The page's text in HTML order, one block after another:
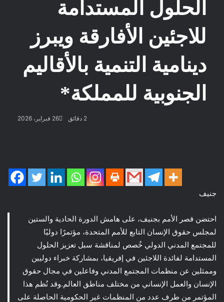
الحلول المستدامة
للاجئين الأفارقة ويبرز
دينامية التنمية بالأقاليم
الجنوبية للمملكة*
26 فبراير، 2026
جنيف
احتضن قصر الأمم بجنيف، على هامش الدورة الحادية والستين
لمجلس حقوق الإنسان التابع للأمم المتحدة، مؤتمرًا دوليًا
للمجتمع المدني الدولي خُصص لمناقشة سبل تعزيز الحلول
المستدامة لفائدة اللاجئين في إفريقيا، بمشاركة خبراء دوليين
وممثلين عن منظمات المجتمع المدني وفاعلين في مجال حقوق
الإنسان والعمل الإنساني من مختلف مناطق العالم.وقد نُظم هذا
المؤتمر من طرف عدد من المنظمات غير الحكومية الحاصلة على